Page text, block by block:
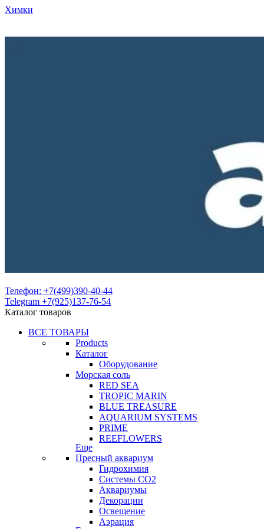
Химки
Телефон: +7(499)390-40-44
Telegram +7(925)137-76-54
Каталог товаров
ВСЕ ТОВАРЫ
Products
Каталог
Оборудование
Морская соль
RED SEA
TROPIC MARIN
BLUE TREASURE
AQUARIUM SYSTEMS
PRIME
REEFLOWERS
Еще
Пресный аквариум
Гидрохимия
Системы СО2
Аквариумы
Декорации
Освещение
Аэрация